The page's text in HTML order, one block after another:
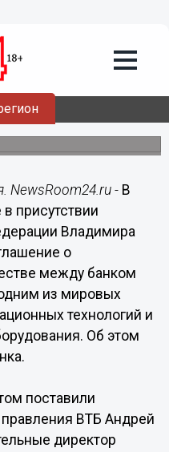
с
подписано в ходе
президента РФ
NewsRoom24.ru - В
присутствии
Владимира
о
между банком
из мировых
технологий и
Об этом
поставили
ВТБ Андрей
директор